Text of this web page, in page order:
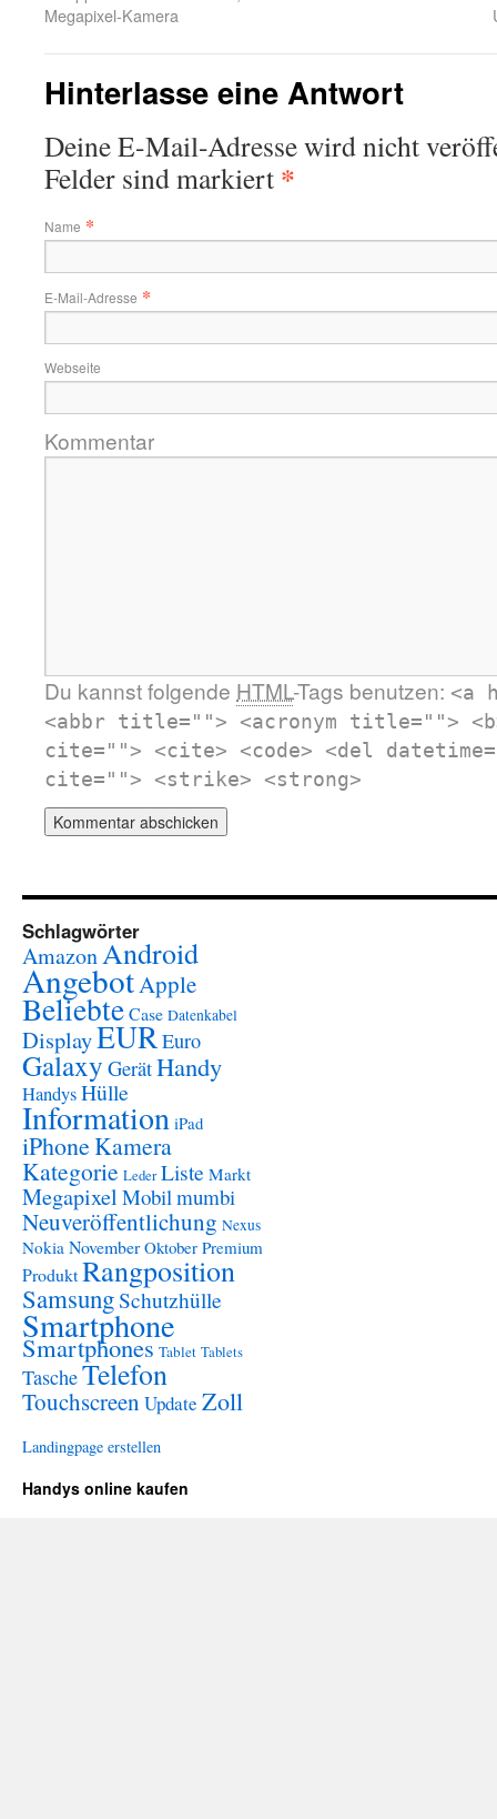
Megapixel-Kamera
Hinterlasse eine Antwort
Deine E-Mail-Adresse wird nicht
Felder sind markiert *
Name *
E-Mail-Adresse *
Webseite
Kommentar
Du kannst folgende HTML-Tags benutzen: <a
<abbr title=""> <acronym title="">
cite=""> <cite> <code> <del
cite=""> <strike> <strong>
Schlagwörter
AmazonAndroid
AngebotApple
BeliebteCase Datenkabel
DisplayEUREuro
Galaxy GerätHandy
HandysHülle
Information iPad
iPhoneKamera
Kategorie Leder Liste Markt
Megapixel Mobilmumbi
Neuveröffentlichung Nexus
Nokia November Oktober Premium
ProduktRangposition
SamsungSchutzhülle
Smartphone
Smartphones Tablet Tablets
TascheTelefon
Touchscreen Update Zoll
Landingpage erstellen
Handys online kaufen